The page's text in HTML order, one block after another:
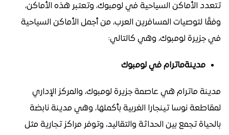
تتعدد الأماكن السياحية في لومبوك، وتعتبر هذه الأماكن،
وفقًا لتوصيات المسافرين العرب، من أجمل الأماكن السياحية
في جزيرة لومبوك، وهي كالتالي:
مدينةماترام في لومبوك
مدينة ماترام هي عاصمة جزيرة لومبوك، والمركز الإداري
لمقاطعة نوسا تينجارا الغربية بأكملها، وهي مدينة نابضة
بالحياة تجمع بين الحداثة والتقاليد، وتوفر مراكز تجارية مثل